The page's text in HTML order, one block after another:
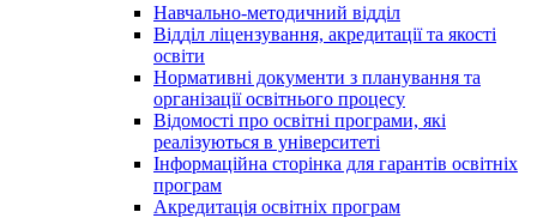
Навчально-методичний відділ
Відділ ліцензування, акредитації та якості
освіти
Нормативні документи з планування та
організації освітнього процесу
Відомості про освітні програми, які
реалізуються в університеті
Інформаційна сторінка для гарантів освітніх
програм
Акредитація освітніх програм